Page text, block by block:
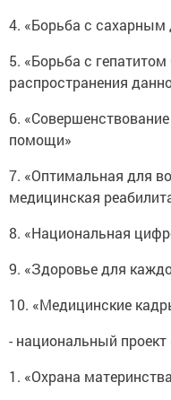
4. «Борьба с сахарным
5. «Борьба с
распространения
6.
помощи»
7. «Оптимальная для
медицинская
8. «Национальная
9. «Здоровье для
10. «Медицинские
- национальный проект
1. «Охрана